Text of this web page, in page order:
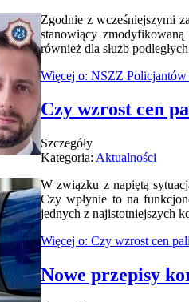
Zgodnie z wcześniejszymi
stanowiący
również dla służb
Więcej o: NSZZ
Czy wzrost cen
Szczegóły
Kategoria: Aktualności
W związku z napiętą
Czy wpłynie to na
jednych z najistotniejszych
Więcej o: Czy wzrost cen
Nowe przepisy